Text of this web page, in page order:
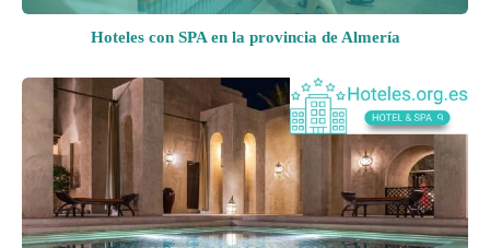
Hoteles con SPA en la provincia de Almería